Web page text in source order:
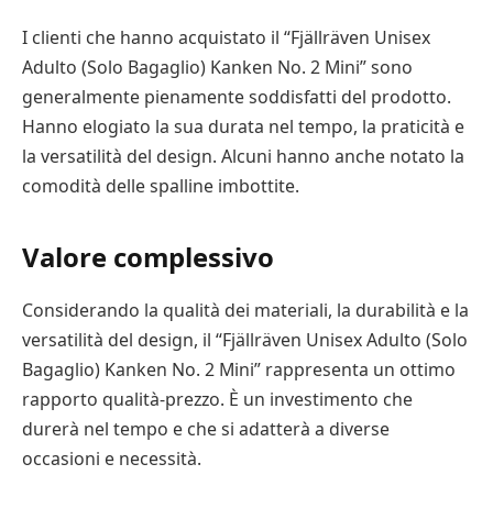
I clienti che hanno acquistato il “Fjällräven Unisex
Adulto (Solo Bagaglio) Kanken No. 2 Mini” sono
generalmente pienamente soddisfatti del prodotto.
Hanno elogiato la sua durata nel tempo, la praticità e
la versatilità del design. Alcuni hanno anche notato la
comodità delle spalline imbottite.
Valore complessivo
Considerando la qualità dei materiali, la durabilità e la
versatilità del design, il “Fjällräven Unisex Adulto (Solo
Bagaglio) Kanken No. 2 Mini” rappresenta un ottimo
rapporto qualità-prezzo. È un investimento che
durerà nel tempo e che si adatterà a diverse
occasioni e necessità.